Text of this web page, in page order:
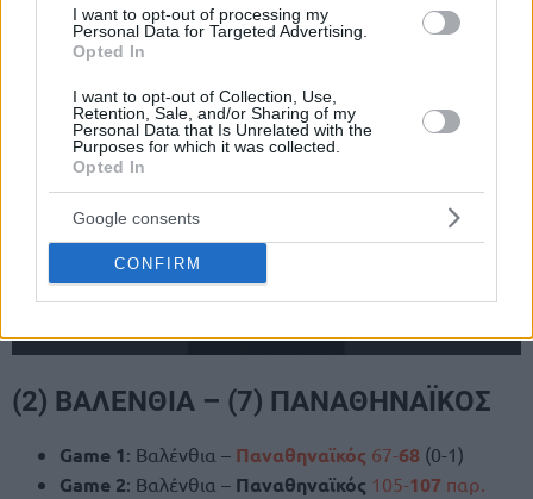
I want to opt-out of processing my
Personal Data for Targeted Advertising.
Opted In
I want to opt-out of Collection, Use,
Retention, Sale, and/or Sharing of my
Personal Data that Is Unrelated with the
Purposes for which it was collected.
Opted In
Google consents
CONFIRM
την ισπανική ομάδα, τη διοργανώτρια αρχή και τις ομάδες-
μετόχους της.
(2) ΒΑΛΕΝΘΙΑ – (7) ΠΑΝΑΘΗΝΑΪΚΟΣ
Game 1: Βαλένθια – Παναθηναϊκός 67-68 (0-1)
Game 2: Βαλένθια – Παναθηναϊκός 105-107 παρ.